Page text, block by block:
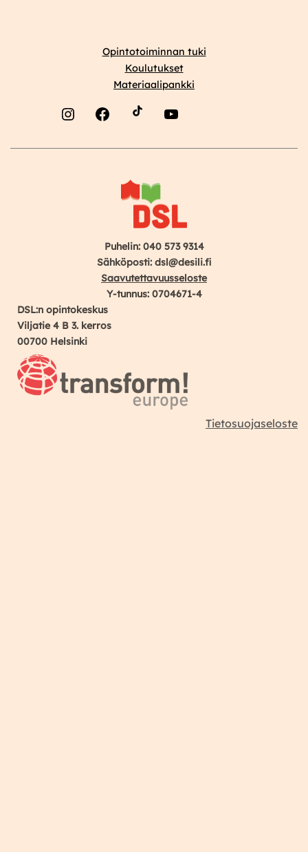
Opintotoiminnan tuki
Koulutukset
Materiaalipankki
Puhelin: 040 573 9314
Sähköposti: dsl@desili.fi
Saavutettavuusseloste
Y-tunnus: 0704671-4
DSL:n opintokeskus
Viljatie 4 B 3. kerros
00700 Helsinki
Tietosuojaseloste